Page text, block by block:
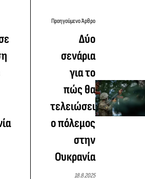
Προηγούμενο Άρθρο
Δύο
σενάρια
για το
πώς θα
τελειώσει
ο πόλεμος
στην
Ουκρανία
18.8.2025